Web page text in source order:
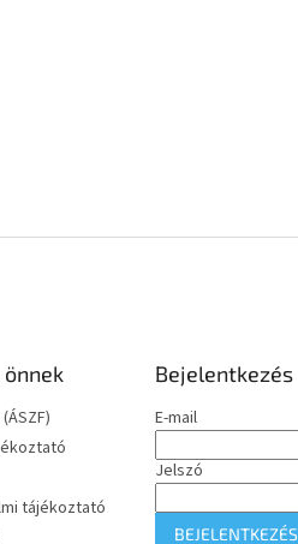
tájékoztató
Bejelentkezés
E-mail
Jelszó
BEJELENTKEZÉS